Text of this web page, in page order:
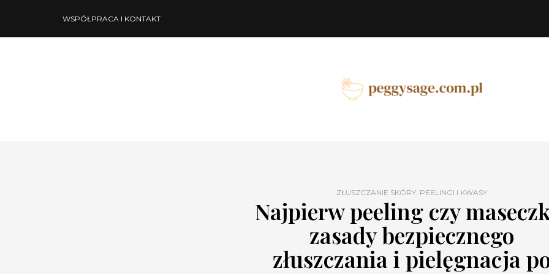
WSPÓŁPRACA I KONTAKT
ZŁUSZCZANIE SKÓRY: PEELINGI I KWASY
Najpierw peeling czy
zasady bezpiecznego
złuszczania i pielęgnacja